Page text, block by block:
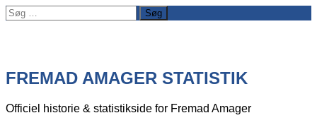
Søg
efter:
FREMAD AMAGER STATISTIK
Officiel historie & statistikside for Fremad Amager